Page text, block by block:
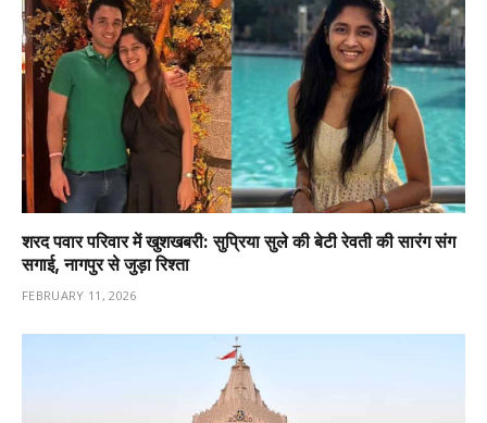
शरद पवार परिवार में खुशखबरी: सुप्रिया सुले की बेटी रेवती की सारंग संग
सगाई, नागपुर से जुड़ा रिश्ता
FEBRUARY 11, 2026